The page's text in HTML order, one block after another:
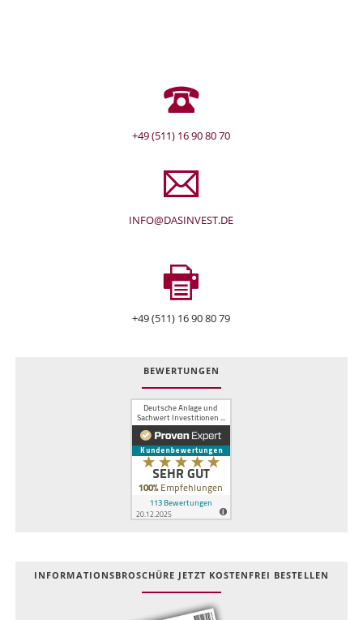
+49 (511) 16 90 80 70
INFO@DASINVEST.DE
+49 (511) 16 90 80 79
BEWERTUNGEN
INFOR­MATIONS­BROSCHÜRE JETZT KOSTEN­FREI BESTELLEN